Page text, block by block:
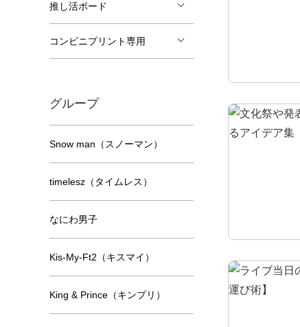
推し活ボード
コンビニプリント専用
グループ
Snow man（スノーマン）
timelesz（タイムレス）
なにわ男子
Kis-My-Ft2（キスマイ）
King & Prince（キンプリ）